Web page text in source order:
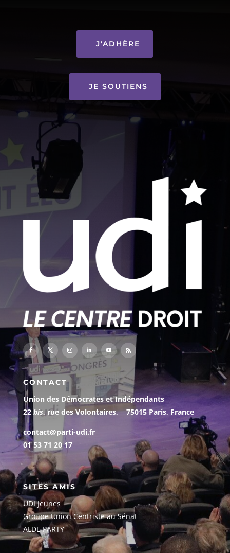
J'ADHÈRE
JE SOUTIENS
CONTACT
Union des Démocrates et Indépendants
22 bis, rue des Volontaires, 75015 Paris, France
contact@parti-udi.fr
01 53 71 20 17
SITES AMIS
UDI Jeunes
Groupe Union Centriste au Sénat
ALDE PARTY